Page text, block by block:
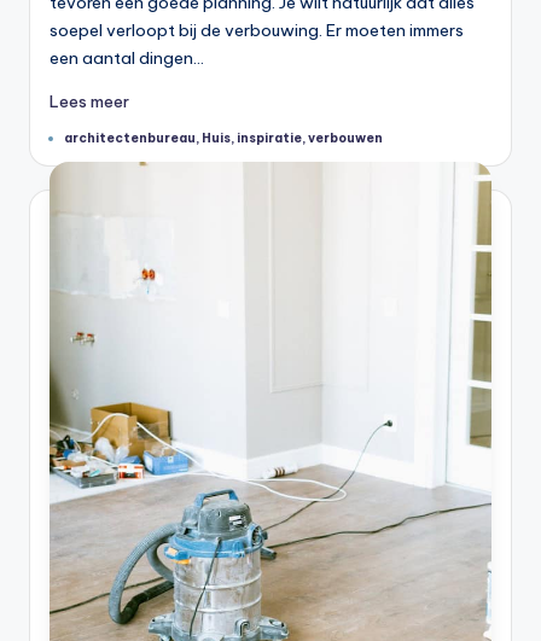
soepel verloopt bij de verbouwing. Er moeten immers
een aantal dingen…
Lees meer
Tags:architectenbureau, Huis, inspiratie,verbouwen